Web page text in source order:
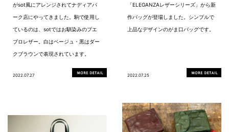
がsot風にアレンジされてナディアパ
ーク店にやってきました。駒で使用し
ているのは、sotではお馴染みのプエ
ブロレザー。白はベージュ・黒はダー
クブラウンで表現されています。
2022.07.27
「ELEGANZAレザーシリーズ」から新
作バッグが登場しました。シンプルで
上品なデザインのがま口バッグです。
2022.07.25